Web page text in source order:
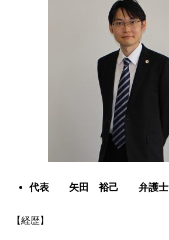
代表 矢田 裕己 弁護士
【経歴】